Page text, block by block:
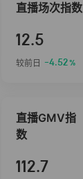
直播场次指数
12.5
较前日 -4.52%
直播GMV指
数
112.7